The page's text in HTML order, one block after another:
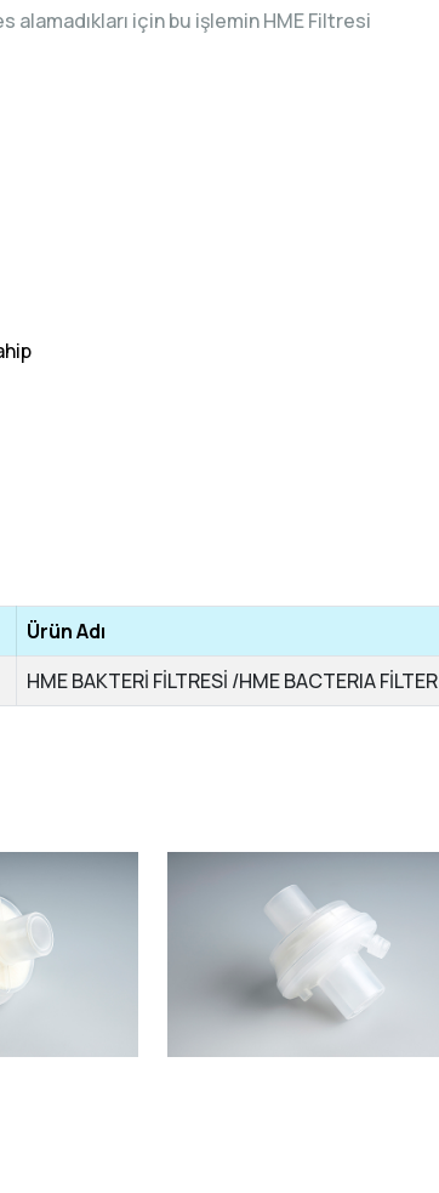
için bu işlemin HME Filtresi
Ürün Adı
HME BAKTERİ FİLTRESİ /HME BACTERIA FİLTER